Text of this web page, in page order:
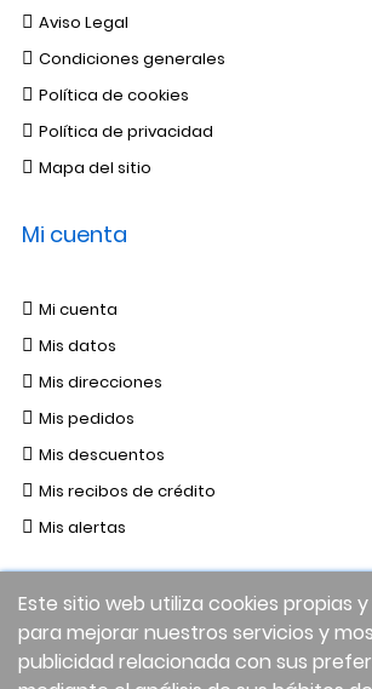
Este sitio web utiliza cookies propias
para mejorar nuestros servicios y
publicidad relacionada con sus
Aviso Legal
Condiciones generales
Política de cookies
Política de privacidad
Mapa del sitio
Mi cuenta
Mi cuenta
Mis datos
Mis direcciones
Mis pedidos
Mis descuentos
Mis recibos de crédito
Mis alertas